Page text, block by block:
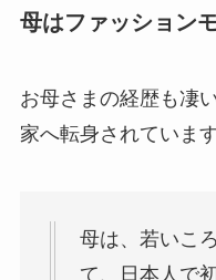
母はファッション
お母さまの経歴も凄
家へ転身されています
母は、若いこ
て、日本人で